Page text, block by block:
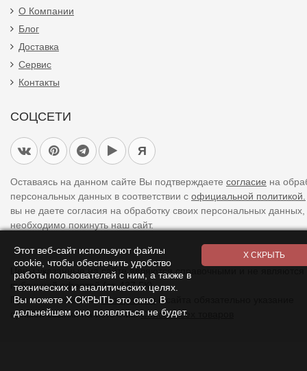
О Компании
Блог
Доставка
Сервис
Контакты
СОЦСЕТИ
Я
Оставаясь на данном сайте Вы подтверждаете согласие на
персональных данных в соответствии с официальной политикой.
вы не даете согласия на обработку своих персональных
необходимо покинуть наш сайт.
Цены указанные на сайте являются справочными и не являются
публичной офертой (ст. 437 ГК).
При использованииматериаловс сайта обязательно указание
прямой ссылки на источник.Список всех товаров
Этот веб-сайт используют файлы
cookie, чтобы обеспечить удобство
работы пользователей с ним, а также в
технических и аналитических целях.
Вы можете Х СКРЫТЬ это окно. В
дальнейшем оно появляться не будет.